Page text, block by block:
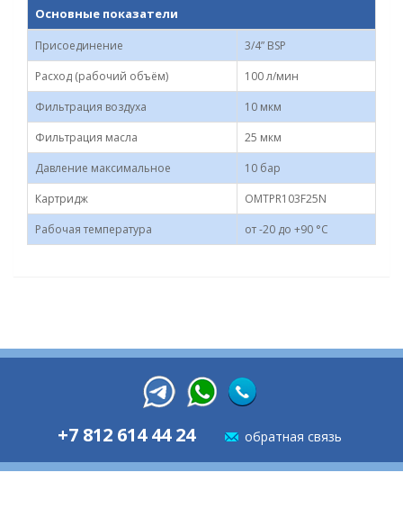
Основные показатели
Присоединение
3/4” BSP
Расход (рабочий объём)
100 л/мин
Фильтрация воздуха
10 мкм
Фильтрация масла
25 мкм
Давление максимальное
10 бар
Картридж
OMTPR103F25N
Рабочая температура
от -20 до +90 °C
+7 812 614 44 24 обратная связь